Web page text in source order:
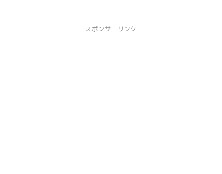
スポンサーリンク